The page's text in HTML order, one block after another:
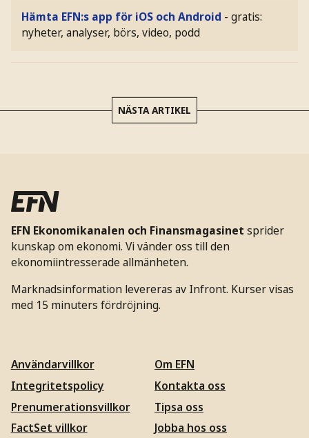
Hämta EFN:s app för iOS och Android - gratis:
nyheter, analyser, börs, video, podd
NÄSTA ARTIKEL
EFN Ekonomikanalen och Finansmagasinet sprider
kunskap om ekonomi. Vi vänder oss till den
ekonomiintresserade allmänheten.
Marknadsinformation levereras av Infront. Kurser visas
med 15 minuters fördröjning.
Användarvillkor
Integritetspolicy
Prenumerationsvillkor
FactSet villkor
Om EFN
Kontakta oss
Tipsa oss
Jobba hos oss